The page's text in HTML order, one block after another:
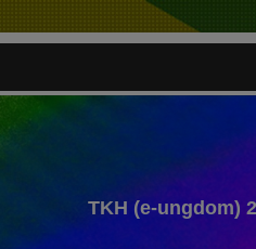
TKH (e-ungdom)